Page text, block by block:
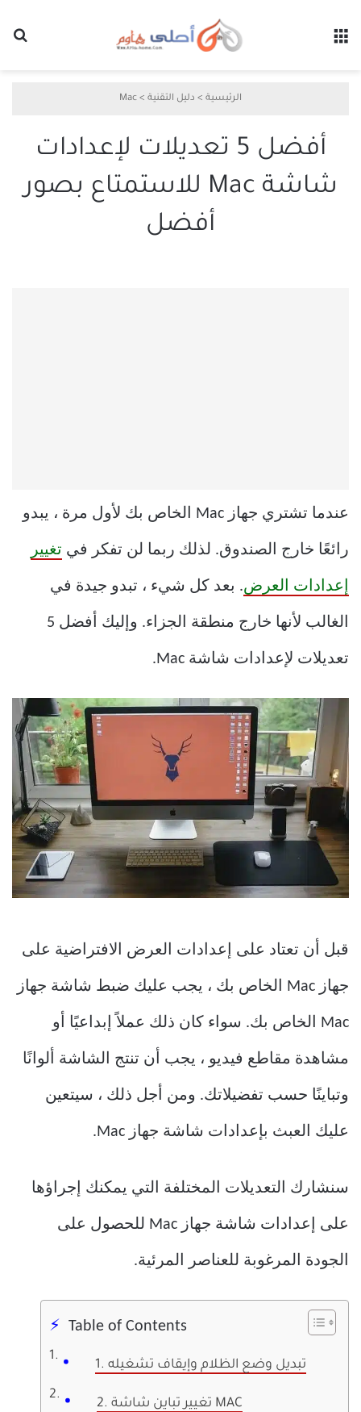
الرئيسية > دليل التقنية >
Mac
أفضل 5 تعديلات لإعدادات
شاشة Mac للاستمتاع بصور
أفضل
عندما تشتري جهاز Mac الخاص بك لأول مرة ، يبدو
رائعًا خارج الصندوق. لذلك ربما لن تفكر في تغيير
إعدادات العرض. بعد كل شيء ، تبدو جيدة في
الغالب لأنها خارج منطقة الجزاء. وإليك أفضل 5
تعديلات لإعدادات شاشة Mac.
قبل أن تعتاد على إعدادات العرض الافتراضية على
جهاز Mac الخاص بك ، يجب عليك ضبط شاشة جهاز
Mac الخاص بك. سواء كان ذلك عملاً إبداعيًا أو
مشاهدة مقاطع فيديو ، يجب أن تنتج الشاشة ألوانًا
وتباينًا حسب تفضيلاتك. ومن أجل ذلك ، سيتعين
عليك العبث بإعدادات شاشة جهاز Mac.
سنشارك التعديلات المختلفة التي يمكنك إجراؤها
على إعدادات شاشة جهاز Mac للحصول على
الجودة المرغوبة للعناصر المرئية.
Table of Contents
1. تبديل وضع الظلام وإيقاف تشغيله
2. تغيير تباين شاشة MAC